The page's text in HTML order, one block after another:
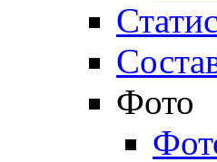
Фото